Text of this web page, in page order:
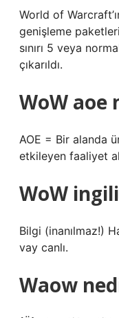
World of
genişleme
sınırı 5 veya
çıkarıldı.
WoW aoe
AOE = Bir alanda
etkileyen faaliyet
WoW
Bilgi (inanılmaz!)
vay canlı.
Waow